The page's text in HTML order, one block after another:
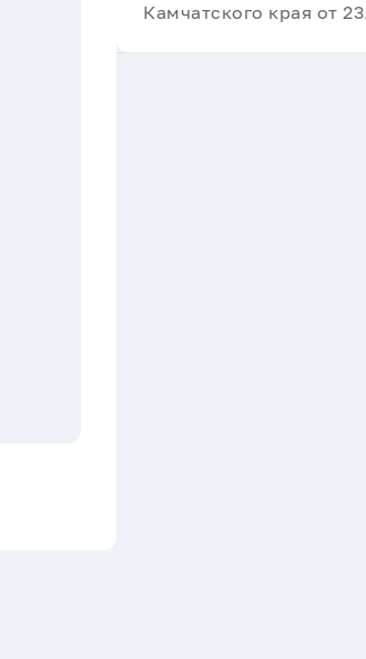
Камчатского края от